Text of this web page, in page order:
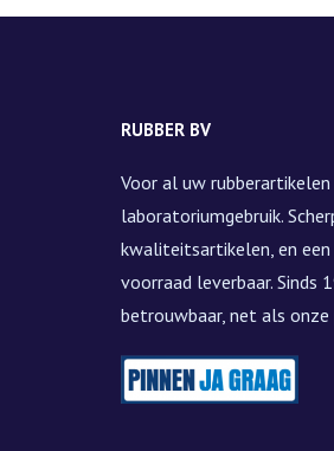
RUBBER BV
Voor al uw rubberartikelen
laboratoriumgebruik.
kwaliteitsartikelen, en
voorraad leverbaar. Sinds
betrouwbaar, net als onze